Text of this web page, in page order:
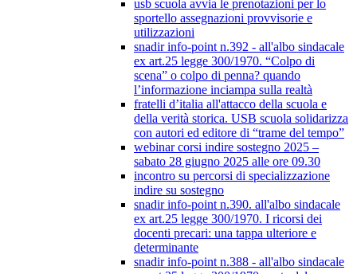
usb scuola avvia le prenotazioni per lo
sportello assegnazioni provvisorie e
utilizzazioni
snadir info-point n.392 - all'albo sindacale
ex art.25 legge 300/1970. “Colpo di
scena” o colpo di penna? quando
l’informazione inciampa sulla realtà
fratelli d’italia all'attacco della scuola e
della verità storica. USB scuola solidarizza
con autori ed editore di “trame del tempo”
webinar corsi indire sostegno 2025 –
sabato 28 giugno 2025 alle ore 09.30
incontro su percorsi di specializzazione
indire su sostegno
snadir info-point n.390. all'albo sindacale
ex art.25 legge 300/1970. I ricorsi dei
docenti precari: una tappa ulteriore e
determinante
snadir info-point n.388 - all'albo sindacale